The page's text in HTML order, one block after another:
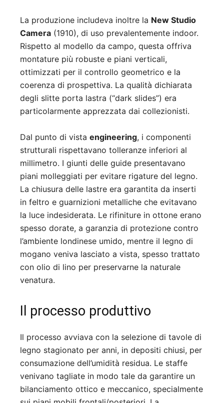
La produzione includeva inoltre la New Studio
Camera (1910), di uso prevalentemente indoor.
Rispetto al modello da campo, questa offriva
montature più robuste e piani verticali,
ottimizzati per il controllo geometrico e la
coerenza di prospettiva. La qualità dichiarata
degli slitte porta lastra (“dark slides”) era
particolarmente apprezzata dai collezionisti.
Dal punto di vista engineering, i componenti
strutturali rispettavano tolleranze inferiori al
millimetro. I giunti delle guide presentavano
piani molleggiati per evitare rigature del legno.
La chiusura delle lastre era garantita da inserti
in feltro e guarnizioni metalliche che evitavano
la luce indesiderata. Le rifiniture in ottone erano
spesso dorate, a garanzia di protezione contro
l’ambiente londinese umido, mentre il legno di
mogano veniva lasciato a vista, spesso trattato
con olio di lino per preservarne la naturale
venatura.
Il processo produttivo
Il processo avviava con la selezione di tavole di
legno stagionato per anni, in depositi chiusi, per
consumazione dell’umidità residua. Le staffe
venivano tagliate in modo tale da garantire un
bilanciamento ottico e meccanico, specialmente